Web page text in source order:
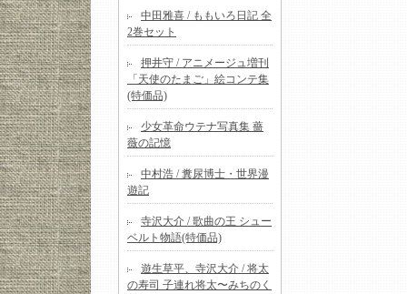
中田雅喜 / ももいろ日記 全
2巻セット
押井守 / アニメージュ増刊
「天使のたまご」絵コンテ集
(特価品)
少女革命ウテナ写真集 薔
薇の記憶
中村浩 / 糞尿博士・世界漫
遊記
寺沢大介 / 歌曲の王 シュー
ベルト物語(特価品)
遊生草平、寺沢大介 / 将太
の寿司 子連れ将太〜みちのく